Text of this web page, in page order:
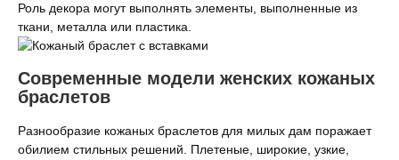
Роль декора могут выполнять элементы, выполненные из
ткани, металла или пластика.
Современные модели женских кожаных
браслетов
Разнообразие кожаных браслетов для милых дам поражает
обилием стильных решений. Плетеные, широкие, узкие,